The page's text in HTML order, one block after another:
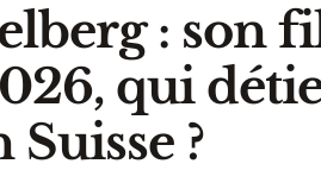
: son
qui
?